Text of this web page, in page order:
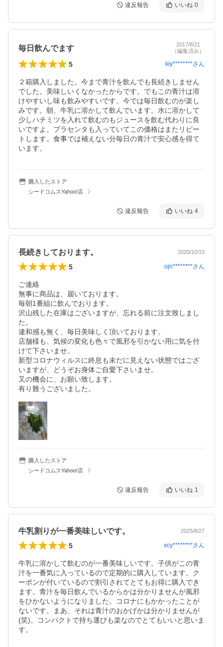
違反報告 いいね 0
毎日飲んでます
2017/8/21
（編集済み）
5 kiy********さん
２箱購入しました。今まで青汁を飲んでも長続きしません
でした。美味しいくなかったからです。でもこの青汁は溶
けやすいし味も飲みやすいです。今では毎日飲むのが楽し
みです。朝、牛乳に溶かして飲んでいます。水に溶かして
少しハチミツを入れて飲むのもジュースを飲む代わりに良
いですよ。プラセンタも入っていてこの価格はまたリピー
トします。食事では補えない分毎日の青汁で安心感を得て
います。
購入したストア
シードコムスYahoo!店
違反報告 いいね 4
長続きしております。 2020/10/10
5 ojn********さん
ご連絡
無事に商品は、届いております。
毎朝1番組に飲んでおります。
沢山残した在庫はございますが、忘れる前に注文致しまし
た。
違和感も無く、毎日美味しく頂いております。
店舗様も、気候の変化も色々で風邪を引かない用に気を付
けて下さいませ。
新型コロナウィルスに終息も未だに見えない状態ではござ
いますが、どうぞお身体ご自愛下さいませ。
又の機会に、お願い致します。
有り難うございました。
購入したストア
シードコムスYahoo!店
違反報告 いいね 1
牛乳割りが一番美味しいです。 2025/8/27
5 xcy********さん
牛乳に溶かして飲むのが一番美味しいです。子供がこの青
汁を一番気に入っているので定期的に購入しています。ク
ーポンが付いているので割引されてとてもお得に購入でき
ます。青汁を毎日飲んでいるからかは分かりませんが風邪
をひかないようになりました。コロナにもかかったことが
ないです。まあ、それは青汁のおかげかは分かりませんが
(笑)。コンパクトで持ち運びも楽なのでとてもいいと思いま
す。